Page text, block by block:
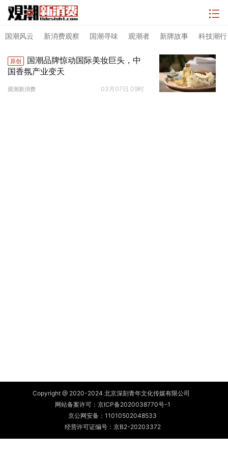
国潮风云 新消费观察 国潮寻味 观潮者 新牌故事 科技潮行
原创
国潮品牌惊动国际美妆巨头，中
国香氛产业变天
观潮新消费 03月07日 09时
Copyright @ 2020-2024 北京深刻青年文化传媒有限公司
网站备案许可： 京ICP备2020038770号-1
京公网安备： 11010502048533
经营许可证编号：京B2-20203372